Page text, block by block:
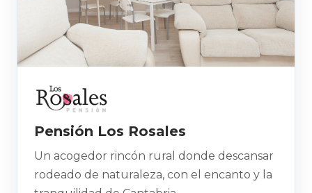
Pensión Los Rosales
Un acogedor rincón rural donde descansar
rodeado de naturaleza, con el encanto y la